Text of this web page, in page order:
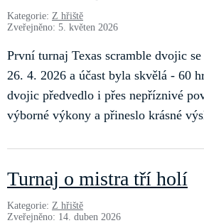
Kategorie: Z hřiště
Zveřejněno: 5. květen 2026
První turnaj Texas scramble dvojic
26. 4. 2026 a účast byla skvělá - 60
dvojic předvedlo i přes nepříznivé
výborné výkony a přineslo krásné
Turnaj o mistra tří holí
Kategorie: Z hřiště
Zveřejněno: 14. duben 2026